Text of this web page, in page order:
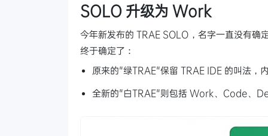
SOLO 升级为 Work
今年新发布的 TRAE SOLO，名字一直没有
终于确定了：
原来的"绿TRAE"保留 TRAE IDE 的叫法，
全新的"白TRAE"则包括 Work、Code、